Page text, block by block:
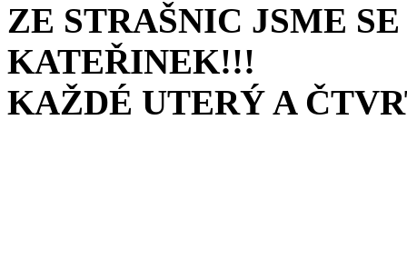
ZE STRAŠNIC JSME
KATEŘINEK!!!
KAŽDÉ UTERÝ A